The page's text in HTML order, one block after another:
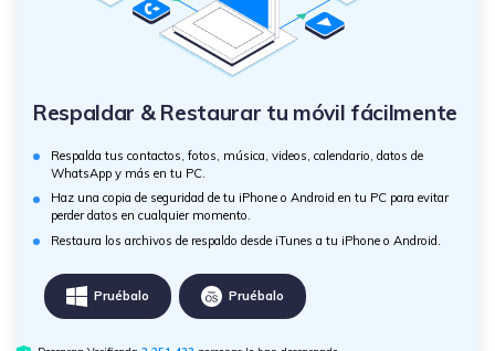
Respaldar & Restaurar tu móvil fácilmente
Respalda tus contactos, fotos, música, videos, calendario, datos de
WhatsApp y más en tu PC.
Haz una copia de seguridad de tu iPhone o Android en tu PC para evitar
perder datos en cualquier momento.
Restaura los archivos de respaldo desde iTunes a tu iPhone o Android.
Pruébalo Pruébalo